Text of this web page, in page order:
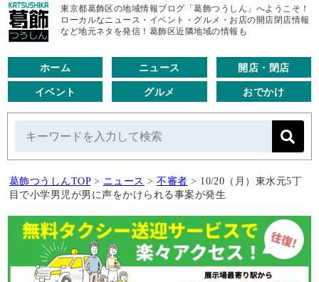
東京都葛飾区の地域情報ブログ「葛飾つうしん」へようこそ！
ローカルなニュース・イベント・グルメ・お店の開店閉店情報
など地元ネタを発信！葛飾区近隣地域の情報も
ホーム ニュース 開店・閉店
イベント グルメ おでかけ
葛飾つうしんTOP > ニュース > 不審者 > 10/20（月）東水元5丁
目で小学男児が男に声をかけられる事案が発生